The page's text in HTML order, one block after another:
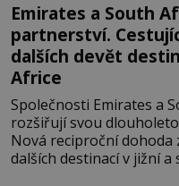
Emirates a South
partnerství.
dalších devět
Africe
Společnosti Emirates a
rozšiřují svou
Nová reciproční
dalších destinací v jižní a